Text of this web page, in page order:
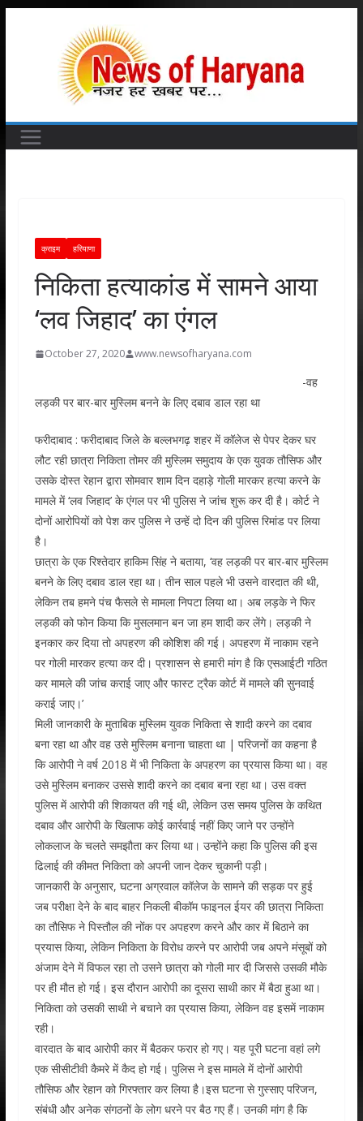
क्राइम हरियाणा
निकिता हत्याकांड में सामने आया
‘लव जिहाद’ का एंगल
October 27, 2020 www.newsofharyana.com
-वह
लड़की पर बार-बार मुस्लिम बनने के लिए दबाव डाल रहा था
फरीदाबाद : फरीदाबाद जिले के बल्लभगढ़ शहर में कॉलेज से पेपर देकर घर
लौट रही छात्रा निकिता तोमर की मुस्लिम समुदाय के एक युवक तौसिफ और
उसके दोस्त रेहान द्वारा सोमवार शाम दिन दहाड़े गोली मारकर हत्या करने के
मामले में ‘लव जिहाद’ के एंगल पर भी पुलिस ने जांच शुरू कर दी है। कोर्ट ने
दोनों आरोपियों को पेश कर पुलिस ने उन्हें दो दिन की पुलिस रिमांड पर लिया
है।
छात्रा के एक रिश्तेदार हाकिम सिंह ने बताया, ‘वह लड़की पर बार-बार मुस्लिम
बनने के लिए दबाव डाल रहा था। तीन साल पहले भी उसने वारदात की थी,
लेकिन तब हमने पंच फैसले से मामला निपटा लिया था। अब लड़के ने फिर
लड़की को फोन किया कि मुसलमान बन जा हम शादी कर लेंगे। लड़की ने
इनकार कर दिया तो अपहरण की कोशिश की गई। अपहरण में नाकाम रहने
पर गोली मारकर हत्या कर दी। प्रशासन से हमारी मांग है कि एसआईटी गठित
कर मामले की जांच कराई जाए और फास्ट ट्रैक कोर्ट में मामले की सुनवाई
कराई जाए।’
मिली जानकारी के मुताबिक मुस्लिम युवक निकिता से शादी करने का दबाव
बना रहा था और वह उसे मुस्लिम बनाना चाहता था | परिजनों का कहना है
कि आरोपी ने वर्ष 2018 में भी निकिता के अपहरण का प्रयास किया था। वह
उसे मुस्लिम बनाकर उससे शादी करने का दबाव बना रहा था। उस वक्त
पुलिस में आरोपी की शिकायत की गई थी, लेकिन उस समय पुलिस के कथित
दबाव और आरोपी के खिलाफ कोई कार्रवाई नहीं किए जाने पर उन्होंने
लोकलाज के चलते समझौता कर लिया था। उन्होंने कहा कि पुलिस की इस
ढिलाई की कीमत निकिता को अपनी जान देकर चुकानी पड़ी।
जानकारी के अनुसार, घटना अग्रवाल कॉलेज के सामने की सड़क पर हुई
जब परीक्षा देने के बाद बाहर निकली बीकॉम फाइनल ईयर की छात्रा निकिता
का तौसिफ ने पिस्तौल की नोंक पर अपहरण करने और कार में बिठाने का
प्रयास किया, लेकिन निकिता के विरोध करने पर आरोपी जब अपने मंसूबों को
अंजाम देने में विफल रहा तो उसने छात्रा को गोली मार दी जिससे उसकी मौके
पर ही मौत हो गई। इस दौरान आरोपी का दूसरा साथी कार में बैठा हुआ था।
निकिता को उसकी साथी ने बचाने का प्रयास किया, लेकिन वह इसमें नाकाम
रही।
वारदात के बाद आरोपी कार में बैठकर फरार हो गए। यह पूरी घटना वहां लगे
एक सीसीटीवी कैमरे में कैद हो गई। पुलिस ने इस मामले में दोनों आरोपी
तौसिफ और रेहान को गिरफ्तार कर लिया है।इस घटना से गुस्साए परिजन,
संबंधी और अनेक संगठनों के लोग धरने पर बैठ गए हैं। उनकी मांग है कि